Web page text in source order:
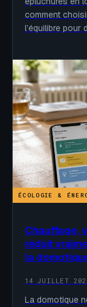
comment
l’équilibre pour
ÉCOLOGIE &
Chauffage,
réduit
la
14 JUILLET
La domotique